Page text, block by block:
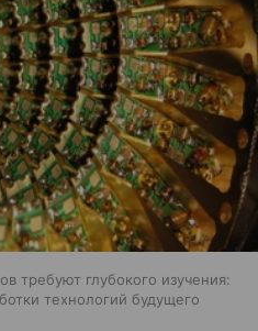
требуют глубокого изучения:
технологий будущего